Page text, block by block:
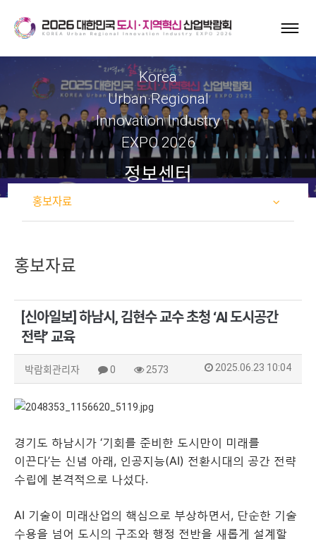
Korea
Urban·Regional
Innovation Industry
EXPO 2026
정보센터
홍보자료
홍보자료
[신아일보] 하남시, 김현수 교수 초청 ‘AI 도시공간
전략’ 교육
박람회관리자 0 2573 2025.06.23 10:04
경기도 하남시가 ‘기회를 준비한 도시만이 미래를
이끈다’는 신념 아래, 인공지능(AI) 전환시대의 공간 전략
수립에 본격적으로 나섰다.
AI 기술이 미래산업의 핵심으로 부상하면서, 단순한 기술
수용을 넘어 도시의 구조와 행정 전반을 새롭게 설계할